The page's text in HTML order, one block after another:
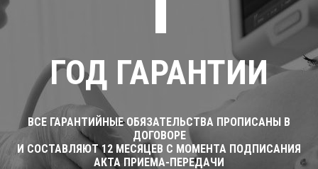
ГОД ГАРАНТИИ
ВСЕ ГАРАНТИЙНЫЕ ОБЯЗАТЕЛЬСТВА ПРОПИСАНЫ В
ДОГОВОРЕ
И СОСТАВЛЯЮТ 12 МЕСЯЦЕВ С МОМЕНТА ПОДПИСАНИЯ
АКТА ПРИЕМА-ПЕРЕДАЧИ